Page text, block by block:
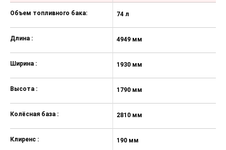
Цифровой бортовой компьютер с
Мягкая обивка панели приборов с
Фоновая подсветка салона и
(64 цвета)
ящика
Объем топливного бака:
Длина :
Ширина :
Высота :
Колёсная база :
Клиренс :
74 л
4949 мм
1930 мм
1790 мм
2810 мм
190 мм